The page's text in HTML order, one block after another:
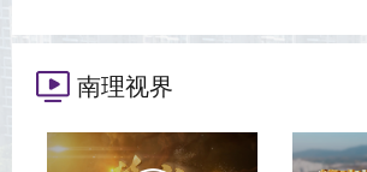
南理视界